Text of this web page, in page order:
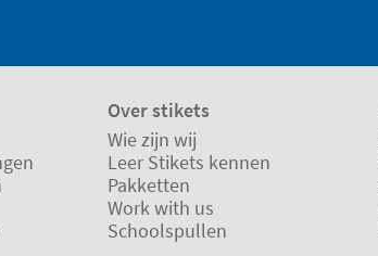
Over stikets
Wie zijn wij
Leer Stikets kennen
Pakketten
Work with us
Schoolspullen